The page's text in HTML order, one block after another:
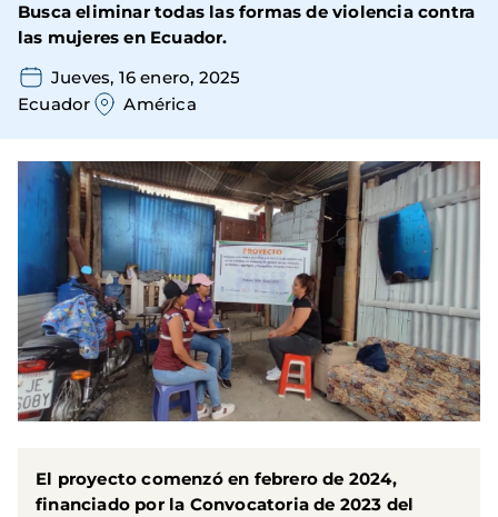
Busca eliminar todas las formas de violencia contra
las mujeres en Ecuador.
Jueves, 16 enero, 2025
Ecuador
América
El proyecto comenzó en febrero de 2024,
financiado por la Convocatoria de 2023 del